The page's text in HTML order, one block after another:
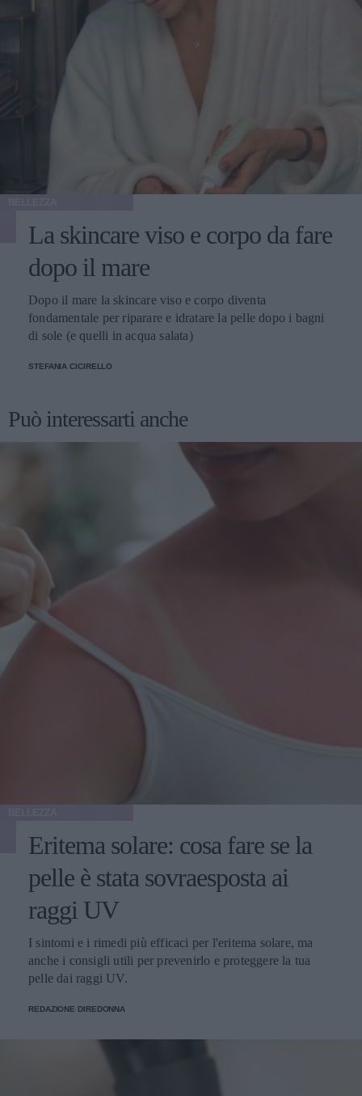
La skincare viso e corpo da fare
dopo il mare
Dopo il mare la skincare viso e corpo diventa
fondamentale per riparare e idratare la pelle dopo i bagni
di sole (e quelli in acqua salata)
STEFANIA CICIRELLO
Può interessarti anche
Eritema solare: cosa fare se la
pelle è stata sovraesposta ai
raggi UV
I sintomi e i rimedi più efficaci per l'eritema solare, ma
anche i consigli utili per prevenirlo e proteggere la tua
pelle dai raggi UV.
REDAZIONE DIREDONNA